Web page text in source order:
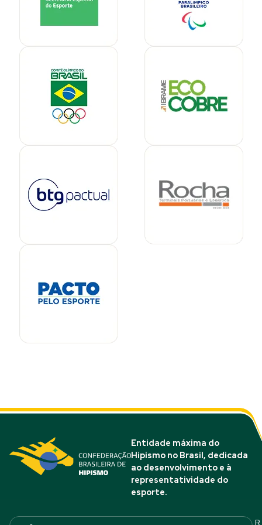
Entidade máxima do
Hipismo no Brasil, dedicada
ao desenvolvimento e à
representatividade do
esporte.